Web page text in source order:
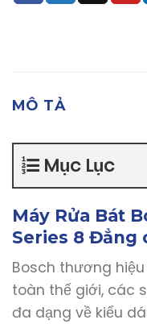
MÔ TẢ
Mục Lục
Máy Rửa Bát
Series 8 Đẳng
Bosch thương
toàn thế giới, các
đa dạng về kiểu